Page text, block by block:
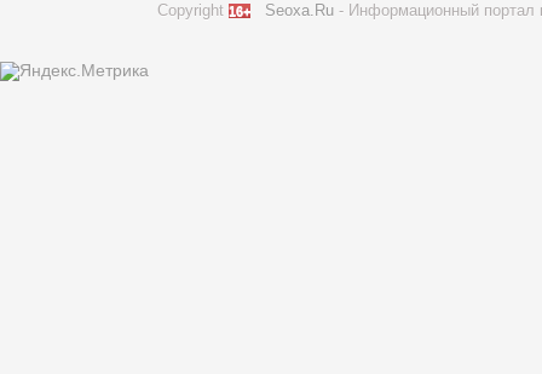
Copyright 16+ Seoxa.Ru - Информационный портал